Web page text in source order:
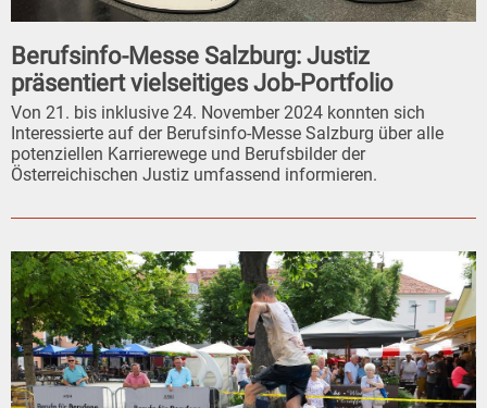
Berufsinfo-Messe Salzburg: Justiz
präsentiert vielseitiges Job-Portfolio
Von 21. bis inklusive 24. November 2024 konnten sich
Interessierte auf der Berufsinfo-Messe Salzburg über alle
potenziellen Karrierewege und Berufsbilder der
Österreichischen Justiz umfassend informieren.